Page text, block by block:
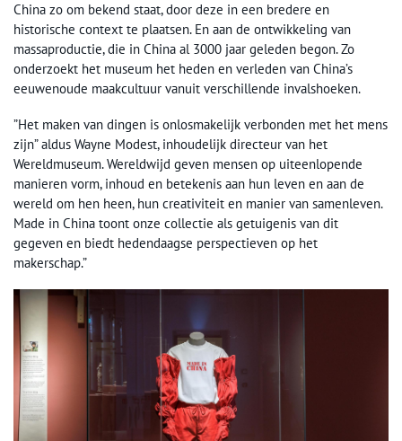
China zo om bekend staat, door deze in een bredere en
historische context te plaatsen. En aan de ontwikkeling van
massaproductie, die in China al 3000 jaar geleden begon. Zo
onderzoekt het museum het heden en verleden van China’s
eeuwenoude maakcultuur vanuit verschillende invalshoeken.
”Het maken van dingen is onlosmakelijk verbonden met het mens
zijn” aldus Wayne Modest, inhoudelijk directeur van het
Wereldmuseum. Wereldwijd geven mensen op uiteenlopende
manieren vorm, inhoud en betekenis aan hun leven en aan de
wereld om hen heen, hun creativiteit en manier van samenleven.
Made in China toont onze collectie als getuigenis van dit
gegeven en biedt hedendaagse perspectieven op het
makerschap.”